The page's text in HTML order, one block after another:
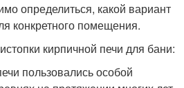
определиться, какой вариант
конкретного помещения.
кирпичной печи для бани:
пользовались особой